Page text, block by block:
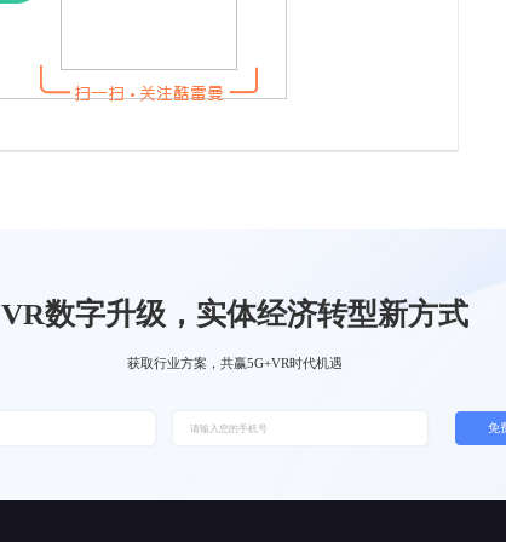
VR数字升级，实体经济转型新方式
获取行业方案，共赢5G+VR时代机遇
免